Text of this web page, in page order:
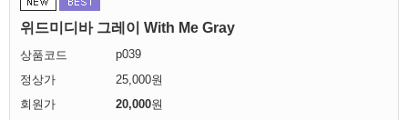
위드미디바 그레이 With Me Gray
상품코드
p039
정상가
25,000원
회원가
20,000원